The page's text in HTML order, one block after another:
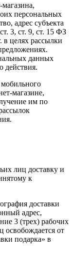
персональных
адрес субъекта
3, ст. 9, ст. 15 ФЗ
в целях рассылки
данных
действия.
магазине,
им по
лиц доставку и
к
доставки
адрес,
3 (трех) рабочих
освобождается от
подарка» в